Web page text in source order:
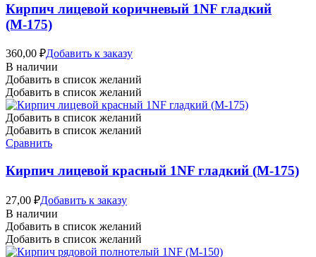
Кирпич лицевой коричневый 1NF гладкий
(М-175)
360,00 ₽Добавить к заказу
В наличии
Добавить в список желаний
Добавить в список желаний
Добавить в список желаний
Добавить в список желаний
Сравнить
Кирпич лицевой красный 1NF гладкий (М-175)
27,00 ₽Добавить к заказу
В наличии
Добавить в список желаний
Добавить в список желаний